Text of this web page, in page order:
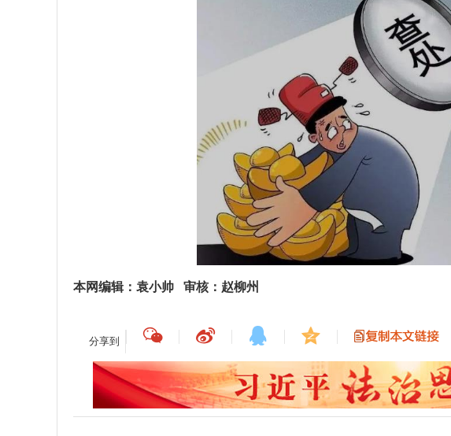
本网编辑：袁小帅 审核：赵柳州
分享到